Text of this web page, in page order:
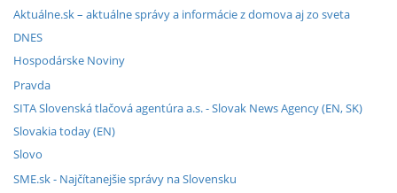
Aktuálne.sk – aktuálne správy a informácie z domova aj zo sveta
DNES
Hospodárske Noviny
Pravda
SITA Slovenská tlačová agentúra a.s. - Slovak News Agency (EN, SK)
Slovakia today (EN)
Slovo
SME.sk - Najčítanejšie správy na Slovensku